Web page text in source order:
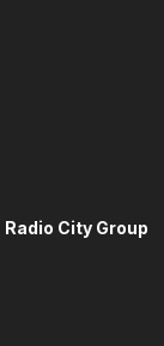
Radio City Group